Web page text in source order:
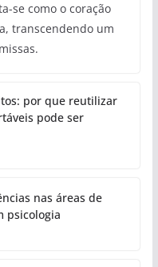
se como o coração
transcendendo um
por que reutilizar
pode ser
nas áreas de
psicologia